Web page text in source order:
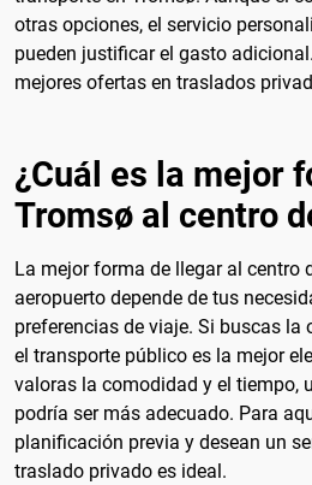
otras opciones, el servicio
pueden justificar el gasto
mejores ofertas en traslados
¿Cuál es la mejor
Tromsø al centro
La mejor forma de llegar al centro
aeropuerto depende de tus
preferencias de viaje. Si buscas la
el transporte público es la mejor
valoras la comodidad y el tiempo,
podría ser más adecuado. Para
planificación previa y desean un
traslado privado es ideal.